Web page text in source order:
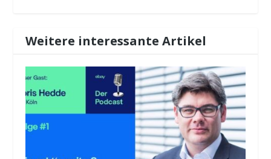
Weitere interessante Artikel